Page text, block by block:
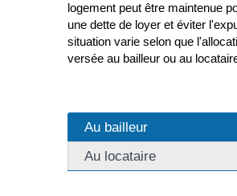
logement peut être maintenue
une dette de loyer et éviter
situation varie selon que
versée au bailleur ou au
Au bailleur
Au locataire